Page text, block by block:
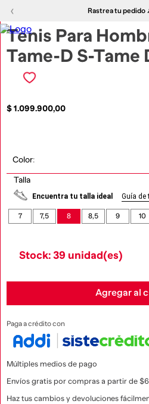
‹ Rastrea tu pedido
‹
Tenis Para
Tame-D S-Tame
$1.099.900,00
Color:
Talla
Encuentra tu talla ideal Guía de
7 7,5 8 8,5 9 10
Stock: 39 unidad(es)
Agregar al
Paga a crédito con
Múltiples medios de pago
Envíos gratis por compras a partir de
Haz tus cambios y devoluciones